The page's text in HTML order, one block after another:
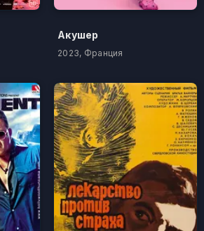
Акушер
2023, Франция